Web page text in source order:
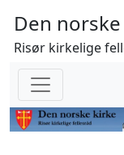
Den
Risør kirkelige